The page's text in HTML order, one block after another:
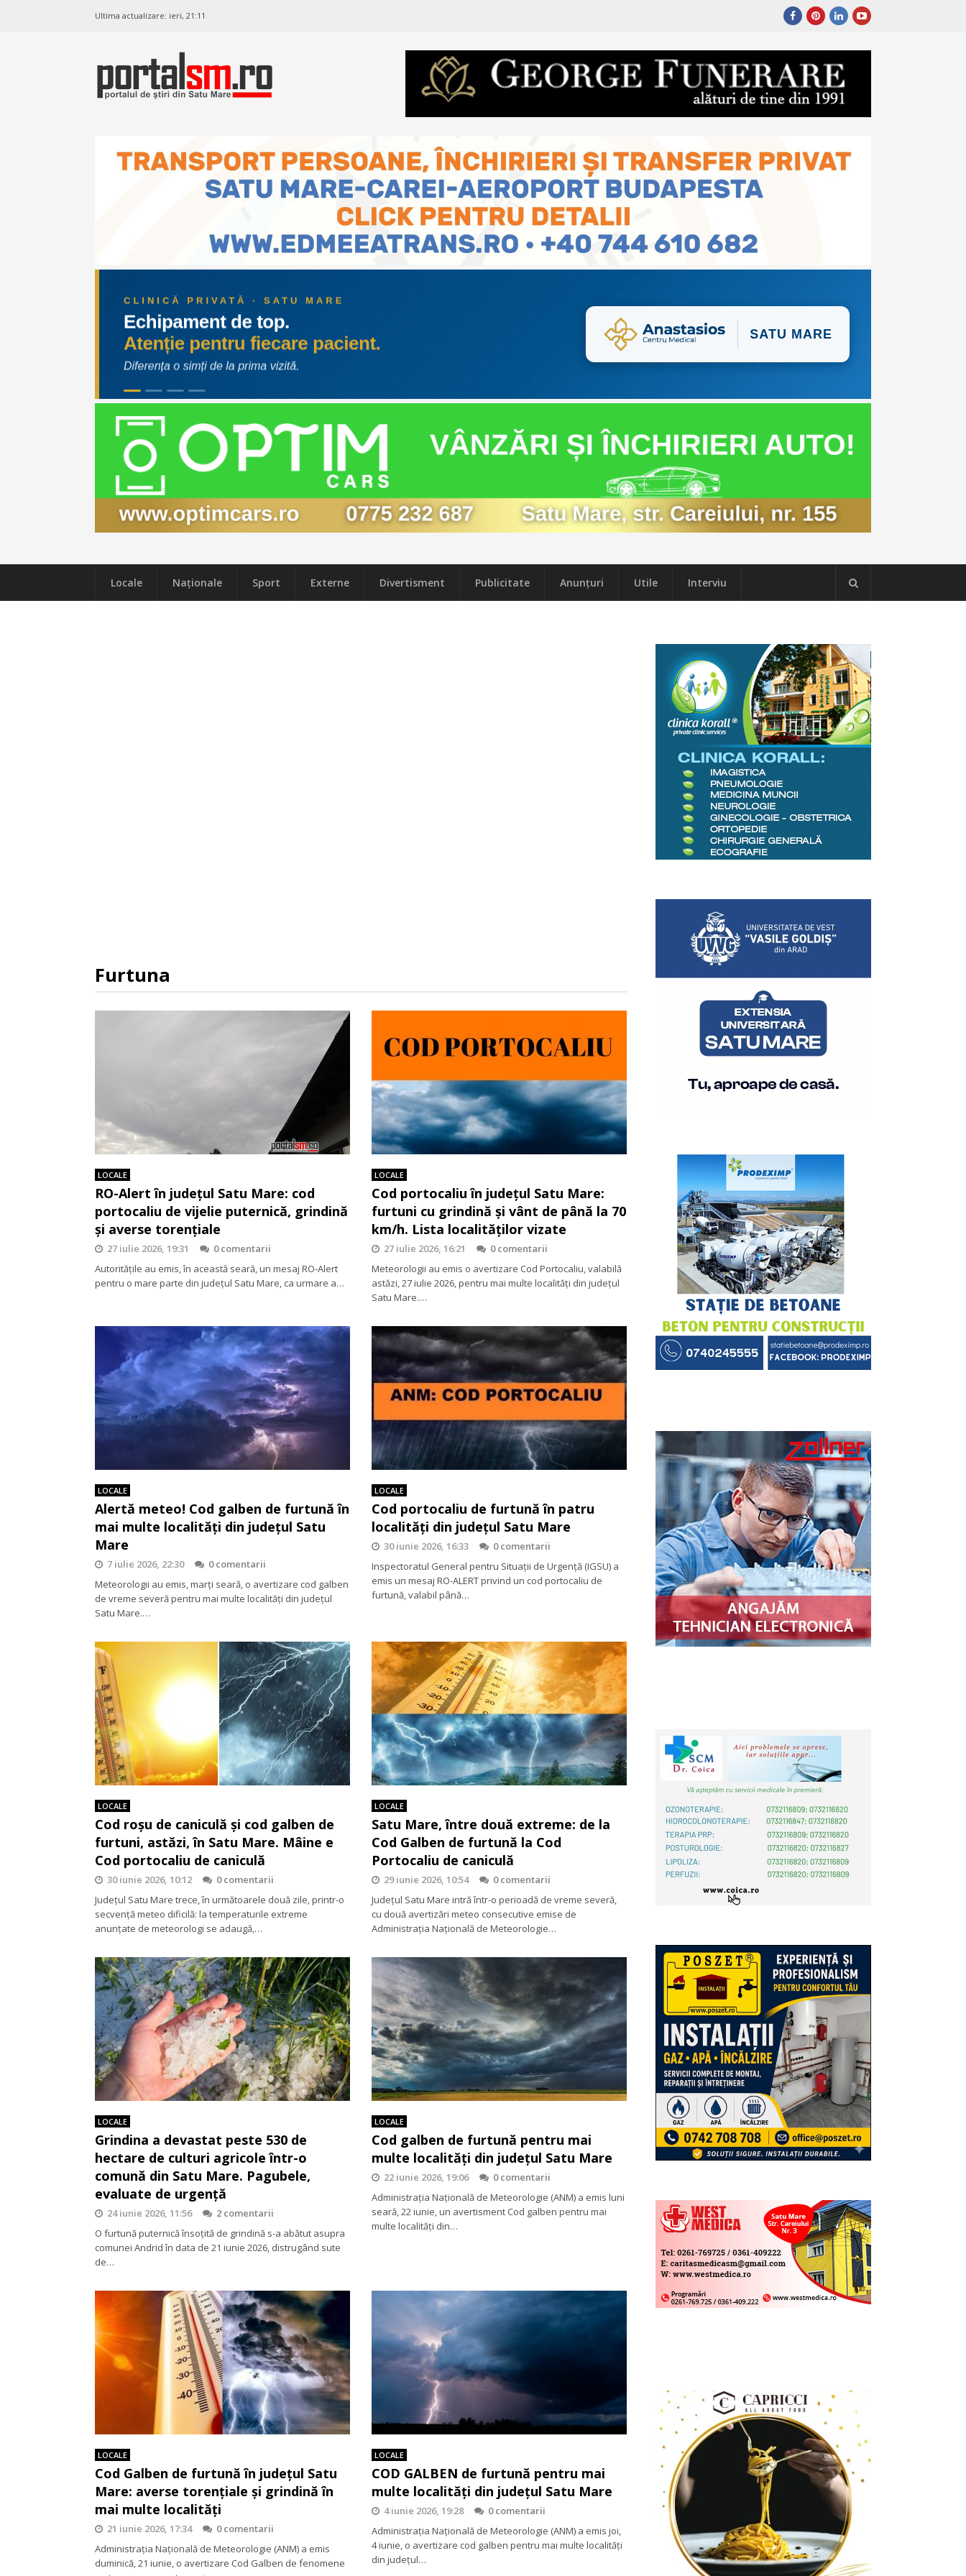
Ultima actualizare: ieri, 21:11
Locale Naţionale Sport Externe Divertisment Publicitate Anunțuri Utile Interviu
Furtuna
LOCALE
RO-Alert în județul Satu Mare: cod
portocaliu de vijelie puternică, grindină
și averse torențiale
27 iulie 2026, 19:31
0 comentarii
Autoritățile au emis, în această seară, un mesaj RO-Alert
pentru o mare parte din județul Satu Mare, ca urmare a…
LOCALE
Cod portocaliu în județul Satu Mare:
furtuni cu grindină și vânt de până la 70
km/h. Lista localităților vizate
27 iulie 2026, 16:21
0 comentarii
Meteorologii au emis o avertizare Cod Portocaliu, valabilă
astăzi, 27 iulie 2026, pentru mai multe localități din județul
Satu Mare.…
LOCALE
Alertă meteo! Cod galben de furtună în
mai multe localități din județul Satu
Mare
7 iulie 2026, 22:30
0 comentarii
Meteorologii au emis, marți seară, o avertizare cod galben
de vreme severă pentru mai multe localități din județul
Satu Mare.…
LOCALE
Cod portocaliu de furtună în patru
localități din județul Satu Mare
30 iunie 2026, 16:33
0 comentarii
Inspectoratul General pentru Situații de Urgență (IGSU) a
emis un mesaj RO-ALERT privind un cod portocaliu de
furtună, valabil până…
LOCALE
Cod roșu de caniculă și cod galben de
furtuni, astăzi, în Satu Mare. Mâine e
Cod portocaliu de caniculă
30 iunie 2026, 10:12
0 comentarii
Județul Satu Mare trece, în următoarele două zile, printr-o
secvență meteo dificilă: la temperaturile extreme
anunțate de meteorologi se adaugă,…
LOCALE
Satu Mare, între două extreme: de la
Cod Galben de furtună la Cod
Portocaliu de caniculă
29 iunie 2026, 10:54
0 comentarii
Județul Satu Mare intră într-o perioadă de vreme severă,
cu două avertizări meteo consecutive emise de
Administrația Națională de Meteorologie…
LOCALE
Grindina a devastat peste 530 de
hectare de culturi agricole într-o
comună din Satu Mare. Pagubele,
evaluate de urgență
24 iunie 2026, 11:56
2 comentarii
O furtună puternică însoțită de grindină s-a abătut asupra
comunei Andrid în data de 21 iunie 2026, distrugând sute
de…
LOCALE
Cod galben de furtună pentru mai
multe localități din județul Satu Mare
22 iunie 2026, 19:06
0 comentarii
Administrația Națională de Meteorologie (ANM) a emis luni
seară, 22 iunie, un avertisment Cod galben pentru mai
multe localități din…
LOCALE
Cod Galben de furtună în județul Satu
Mare: averse torențiale și grindină în
mai multe localități
21 iunie 2026, 17:34
0 comentarii
Administrația Națională de Meteorologie (ANM) a emis
duminică, 21 iunie, o avertizare Cod Galben de fenomene
LOCALE
COD GALBEN de furtună pentru mai
multe localități din județul Satu Mare
4 iunie 2026, 19:28
0 comentarii
Administrația Națională de Meteorologie (ANM) a emis joi,
4 iunie, o avertizare cod galben pentru mai multe localități
din județul…